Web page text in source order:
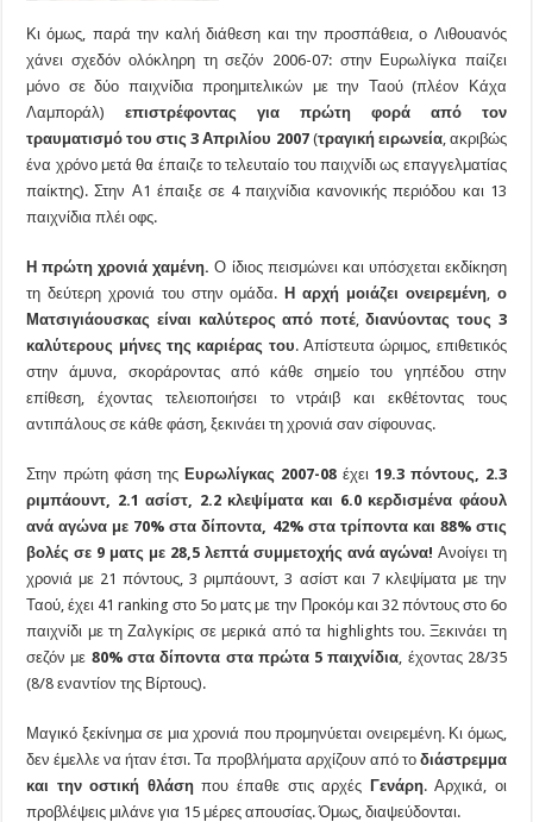
Κι όμως, παρά την καλή διάθεση και την προσπάθεια, ο Λιθουανός
χάνει σχεδόν ολόκληρη τη σεζόν 2006-07: στην Ευρωλίγκα παίζει
μόνο σε δύο παιχνίδια προημιτελικών με την Ταού (πλέον Κάχα
Λαμποράλ)επιστρέφοντας για πρώτη φορά από τον
τραυματισμό του στις 3 Απριλίου 2007 (τραγική ειρωνεία, ακριβώς
ένα χρόνο μετά θα έπαιζε το τελευταίο του παιχνίδι ως επαγγελματίας
παίκτης). Στην Α1 έπαιξε σε 4 παιχνίδια κανονικής περιόδου και 13
παιχνίδια πλέι οφς.
Η πρώτη χρονιά χαμένη.Ο ίδιος πεισμώνει και υπόσχεται εκδίκηση
τη δεύτερη χρονιά του στην ομάδα. Η αρχή μοιάζει ονειρεμένη, ο
Ματσιγιάουσκας είναι καλύτερος από ποτέ,διανύοντας τους 3
καλύτερους μήνες της καριέρας του. Απίστευτα ώριμος, επιθετικός
στην άμυνα, σκοράροντας από κάθε σημείο του γηπέδου στην
επίθεση, έχοντας τελειοποιήσει το ντράιβ και εκθέτοντας τους
αντιπάλους σε κάθε φάση, ξεκινάει τη χρονιά σαν σίφουνας.
Στην πρώτη φάση της Ευρωλίγκας 2007-08 έχει 19.3 πόντους, 2.3
ριμπάουντ, 2.1 ασίστ, 2.2 κλεψίματα και 6.0 κερδισμένα φάουλ
ανά αγώνα με 70% στα δίποντα, 42% στα τρίποντα και 88% στις
βολές σε 9 ματς με 28,5 λεπτά συμμετοχής ανά αγώνα! Ανοίγει τη
χρονιά με 21 πόντους, 3 ριμπάουντ, 3 ασίστ και 7 κλεψίματα με την
Ταού, έχει 41 ranking στο 5ο ματς με την Προκόμ και 32 πόντους στο 6ο
παιχνίδι με τη Ζαλγκίρις σε μερικά από τα highlights του. Ξεκινάει τη
σεζόν με 80% στα δίποντα στα πρώτα 5 παιχνίδια, έχοντας 28/35
(8/8 εναντίον της Βίρτους).
Μαγικό ξεκίνημα σε μια χρονιά που προμηνύεται ονειρεμένη. Κι όμως,
δεν έμελλε να ήταν έτσι. Τα προβλήματα αρχίζουν από το διάστρεμμα
και την οστική θλάσηπου έπαθε στις αρχές Γενάρη. Αρχικά, οι
προβλέψεις μιλάνε για 15 μέρες απουσίας. Όμως, διαψεύδονται.